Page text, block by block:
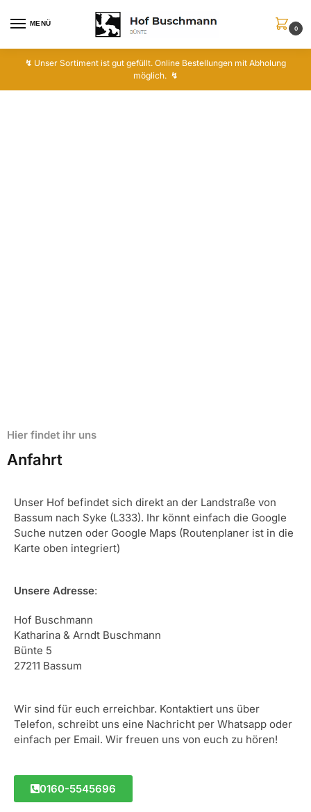
MENÜ
0
↯ Unser Sortiment ist gut gefüllt. Online Bestellungen mit Abholung
möglich. ↯
Hier findet ihr uns
Anfahrt
Unser Hof befindet sich direkt an der Landstraße von
Bassum nach Syke (L333). Ihr könnt einfach die Google
Suche nutzen oder Google Maps (Routenplaner ist in die
Karte oben integriert)
Unsere Adresse:
Hof Buschmann
Katharina & Arndt Buschmann
Bünte 5
27211 Bassum
Wir sind für euch erreichbar. Kontaktiert uns über
Telefon, schreibt uns eine Nachricht per Whatsapp oder
einfach per Email. Wir freuen uns von euch zu hören!
0160-5545696